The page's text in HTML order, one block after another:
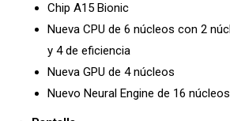
Chip A15 Bionic
Nueva CPU de 6 núcleos con 2
y 4 de eficiencia
Nueva GPU de 4 núcleos
Nuevo Neural Engine de 16 núcleos